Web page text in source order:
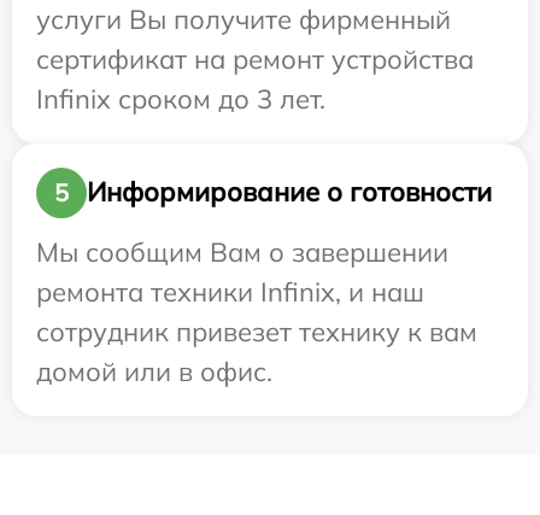
услуги Вы получите фирменный
сертификат на ремонт устройства
Infinix сроком до 3 лет.
5
Информирование о готовности
Мы сообщим Вам о завершении
ремонта техники Infinix, и наш
сотрудник привезет технику к вам
домой или в офис.